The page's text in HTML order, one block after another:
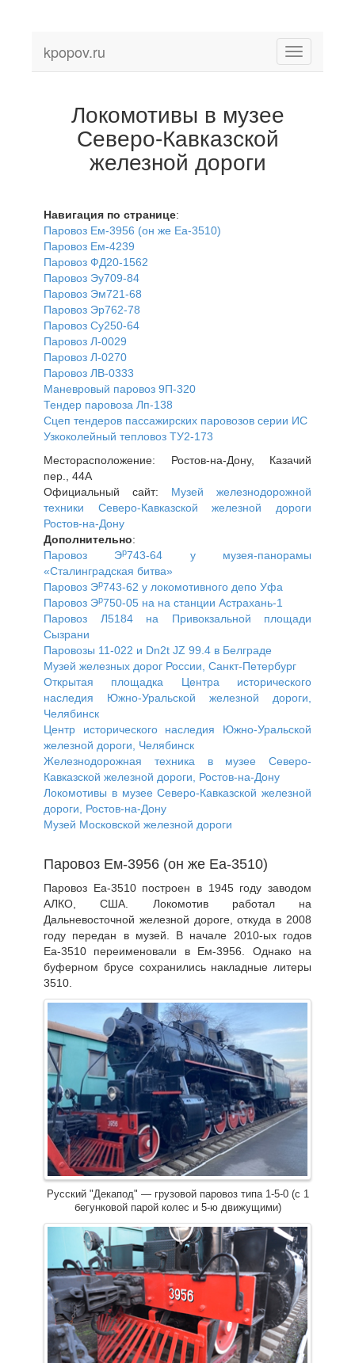
Toggle
navigation
kpopov.ru
Локомотивы в музее
Северо-Кавказской
железной дороги
Навигация по странице:
Паровоз Ем-3956 (он же Еа-3510)
Паровоз Ем-4239
Паровоз ФД20-1562
Паровоз Эу709-84
Паровоз Эм721-68
Паровоз Эр762-78
Паровоз Су250-64
Паровоз Л-0029
Паровоз Л-0270
Паровоз ЛВ-0333
Маневровый паровоз 9П-320
Тендер паровоза Лп-138
Сцеп тендеров пассажирских паровозов серии ИС
Узкоколейный тепловоз ТУ2-173
Месторасположение: Ростов-на-Дону, Казачий
пер., 44А
Официальный сайт: Музей железнодорожной
техники Северо-Кавказской железной дороги
Ростов-на-Дону
Дополнительно:
Паровоз Эр743-64 у музея-панорамы
«Сталинградская битва»
Паровоз Эр743-62 у локомотивного депо Уфа
Паровоз Эр750-05 на на станции Астрахань-1
Паровоз Л5184 на Привокзальной площади
Сызрани
Паровозы 11-022 и Dn2t JZ 99.4 в Белграде
Музей железных дорог России, Санкт-Петербург
Открытая площадка Центра исторического
наследия Южно-Уральской железной дороги,
Челябинск
Центр исторического наследия Южно-Уральской
железной дороги, Челябинск
Железнодорожная техника в музее Северо-
Кавказской железной дороги, Ростов-на-Дону
Локомотивы в музее Северо-Кавказской железной
дороги, Ростов-на-Дону
Музей Московской железной дороги
Паровоз Ем-3956 (он же Еа-3510)
Паровоз Еа-3510 построен в 1945 году заводом
АЛКО, США. Локомотив работал на
Дальневосточной железной дороге, откуда в 2008
году передан в музей. В начале 2010-ых годов
Еа-3510 переименовали в Ем-3956. Однако на
буферном брусе сохранились накладные литеры
3510.
Русский "Декапод" — грузовой паровоз типа 1-5-0 (с 1
бегунковой парой колес и 5-ю движущими)